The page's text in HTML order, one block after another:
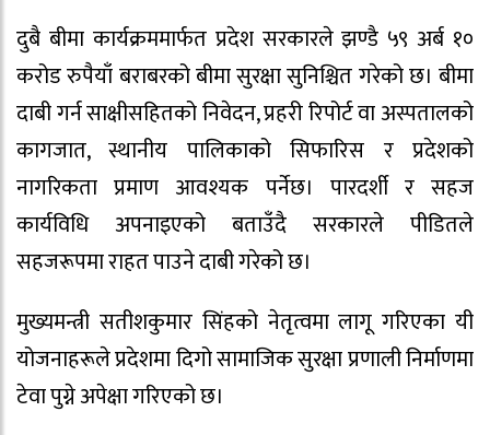
दुबै बीमा कार्यक्रममार्फत प्रदेश सरकारले झण्डै ५९ अर्ब १०
करोड रुपैयाँ बराबरको बीमा सुरक्षा सुनिश्चित गरेको छ। बीमा
दाबी गर्न साक्षीसहितको निवेदन, प्रहरी रिपोर्ट वा अस्पतालको
कागजात, स्थानीय पालिकाको सिफारिस र प्रदेशको
नागरिकता प्रमाण आवश्यक पर्नेछ। पारदर्शी र सहज
कार्यविधि अपनाइएको बताउँदै सरकारले पीडितले
सहजरूपमा राहत पाउने दाबी गरेको छ।
मुख्यमन्त्री सतीशकुमार सिंहको नेतृत्वमा लागू गरिएका यी
योजनाहरूले प्रदेशमा दिगो सामाजिक सुरक्षा प्रणाली निर्माणमा
टेवा पुग्ने अपेक्षा गरिएको छ।